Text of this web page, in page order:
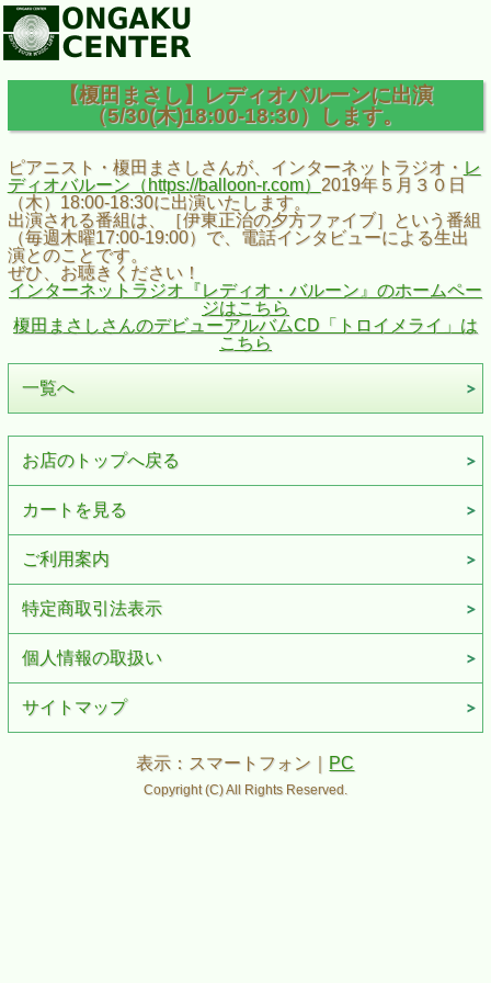
【榎田まさし】レディオバルーンに出演
（5/30(木)18:00-18:30）します。
ピアニスト・榎田まさしさんが、インターネットラジオ・ レ
ディオバルーン（https://balloon-r.com） 2019年５月３０日
（木）18:00-18:30に出演いたします。
出演される番組は、［伊東正治の夕方ファイブ］という番組
（毎週木曜17:00-19:00）で、電話インタビューによる生出
演とのことです。
ぜひ、お聴きください！
インターネットラジオ『レディオ・バルーン』のホームペー
ジはこちら
榎田まさしさんのデビューアルバムCD「トロイメライ」は
こちら
一覧へ
お店のトップへ戻る
カートを見る
ご利用案内
特定商取引法表示
個人情報の取扱い
サイトマップ
表示：スマートフォン｜ PC
Copyright (C) All Rights Reserved.